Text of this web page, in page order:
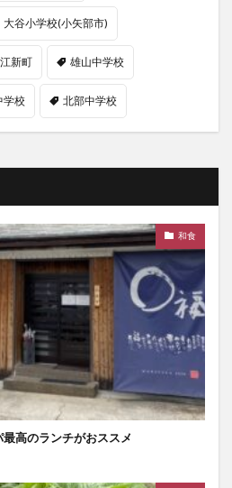
大谷小学校(小矢部市)
新町 雄山中学校
学校 北部中学校
和食
高のランチがおススメ